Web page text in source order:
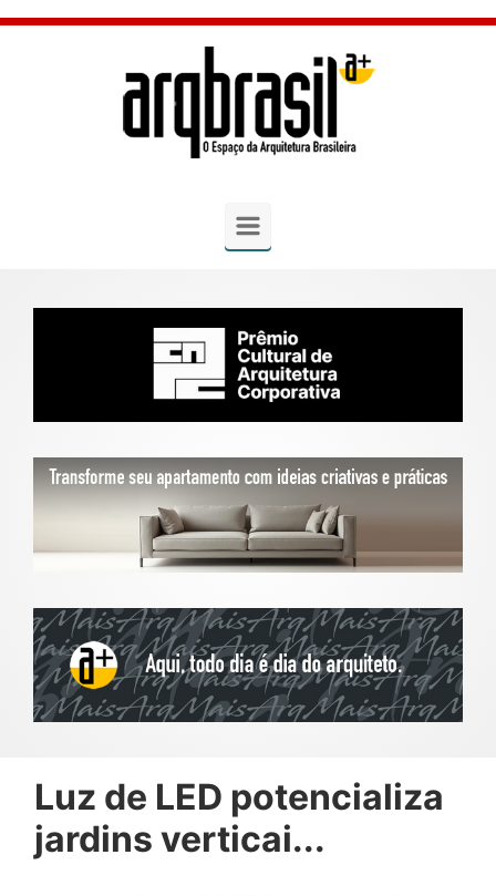
Skip to main content
Luz de LED potencializa
jardins verticai...